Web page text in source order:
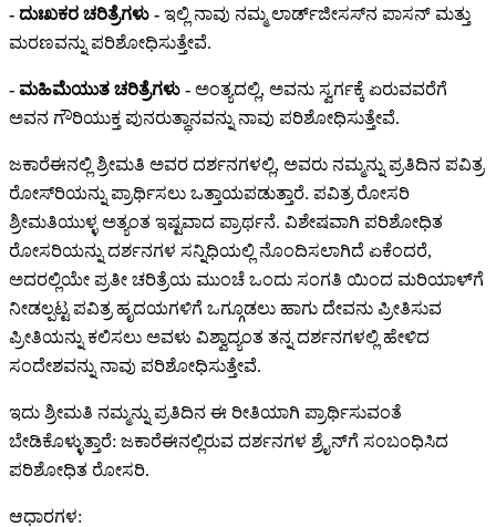
- ದುಃಖಕರ ಚರಿತ್ರೆಗಳು - ಇಲ್ಲಿ ನಾವು ನಮ್ಮ ಲಾರ್ಡ್‌ಜೀಸಸ್‌‌ನ ಪಾಸನ್ ಮತ್ತು
ಮರಣವನ್ನು ಪರಿಶೋಧಿಸುತ್ತೇವೆ.
- ಮಹಿಮೆಯುತ ಚರಿತ್ರೆಗಳು - ಅಂತ್ಯದಲ್ಲಿ, ಅವನು ಸ್ವರ್ಗಕ್ಕೆ ಏರುವವರೆಗೆ
ಅವನ ಗೌರಿಯುಕ್ತ ಪುನರುತ್ಥಾನವನ್ನು ನಾವು ಪರಿಶೋಧಿಸುತ್ತೇವೆ.
ಜಕಾರೆಈ‌ನಲ್ಲಿ ಶ್ರೀಮತಿ ಅವರ ದರ್ಶನಗಳಲ್ಲಿ, ಅವರು ನಮ್ಮನ್ನು ಪ್ರತಿದಿನ ಪವಿತ್ರ
ರೋಸ್‌ರಿಯನ್ನು ಪ್ರಾರ್ಥಿಸಲು ಒತ್ತಾಯಪಡುತ್ತಾರೆ. ಪವಿತ್ರ ರೋಸರಿ
ಶ್ರೀಮತಿಯುಳ್ಳ ಅತ್ಯಂತ ಇಷ್ಟವಾದ ಪ್ರಾರ್ಥನೆ. ವಿಶೇಷವಾಗಿ ಪರಿಶೋಧಿತ
ರೋಸರಿಯನ್ನು ದರ್ಶನಗಳ ಸನ್ನಿಧಿಯಲ್ಲಿ ನೊಂದಿಸಲಾಗಿದೆ ಏಕೆಂದರೆ,
ಅದರಲ್ಲಿಯೇ ಪ್ರತೀ ಚರಿತ್ರೆಯ ಮುಂಚೆ ಒಂದು ಸಂಗತಿ ಯಿಂದ ಮರಿಯಾಳ್‌ಗೆ
ನೀಡಲ್ಪಟ್ಟ ಪವಿತ್ರ ಹೃದಯಗಳಿಗೆ ಒಗ್ಗೂಡಲು ಹಾಗು ದೇವನು ಪ್ರೀತಿಸುವ
ಪ್ರೀತಿಯನ್ನು ಕಲಿಸಲು ಅವಳು ವಿಶ್ವಾದ್ಯಂತ ತನ್ನ ದರ್ಶನಗಳಲ್ಲಿ ಹೇಳಿದ
ಸಂದೇಶವನ್ನು ನಾವು ಪರಿಶೋಧಿಸುತ್ತೇವೆ.
ಇದು ಶ್ರೀಮತಿ ನಮ್ಮನ್ನು ಪ್ರತಿದಿನ ಈ ರೀತಿಯಾಗಿ ಪ್ರಾರ್ಥಿಸುವಂತೆ
ಬೇಡಿಕೊಳ್ಳುತ್ತಾರೆ: ಜಕಾರೆಈ‌ನಲ್ಲಿರುವ ದರ್ಶನಗಳ ಶ್ರೈನ್‌ಗೆ ಸಂಬಂಧಿಸಿದ
ಪರಿಶೋಧಿತ ರೋಸರಿ.
ಆಧಾರಗಳ: